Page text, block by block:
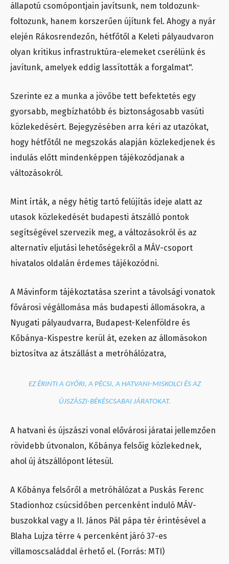
állapotú csomópontjain javítsunk, nem toldozunk-
foltozunk, hanem korszerűen újítunk fel. Ahogy a nyár
elején Rákosrendezőn, hétfőtől a Keleti pályaudvaron
olyan kritikus infrastruktúra-elemeket cserélünk és
javítunk, amelyek eddig lassították a forgalmat".
Szerinte ez a munka a jövőbe tett befektetés egy
gyorsabb, megbízhatóbb és biztonságosabb vasúti
közlekedésért. Bejegyzésében arra kéri az utazókat,
hogy hétfőtől ne megszokás alapján közlekedjenek és
indulás előtt mindenképpen tájékozódjanak a
változásokról.
Mint írták, a négy hétig tartó felújítás ideje alatt az
utasok közlekedését budapesti átszálló pontok
segítségével szervezik meg, a változásokról és az
alternatív eljutási lehetőségekről a MÁV-csoport
hivatalos oldalán érdemes tájékozódni.
A Mávinform tájékoztatása szerint a távolsági vonatok
fővárosi végállomása más budapesti állomásokra, a
Nyugati pályaudvarra, Budapest-Kelenföldre és
Kőbánya-Kispestre kerül át, ezeken az állomásokon
biztosítva az átszállást a metróhálózatra,
EZ ÉRINTI A GYŐRI, A PÉCSI, A HATVANI-MISKOLCI ÉS AZ
ÚJSZÁSZI-BÉKÉSCSABAI JÁRATOKAT.
A hatvani és újszászi vonal elővárosi járatai jellemzően
rövidebb útvonalon, Kőbánya felsőig közlekednek,
ahol új átszállópont létesül.
A Kőbánya felsőről a metróhálózat a Puskás Ferenc
Stadionhoz csúcsidőben percenként induló MÁV-
buszokkal vagy a II. János Pál pápa tér érintésével a
Blaha Lujza térre 4 percenként járó 37-es
villamoscsaláddal érhető el. (Forrás: MTI)